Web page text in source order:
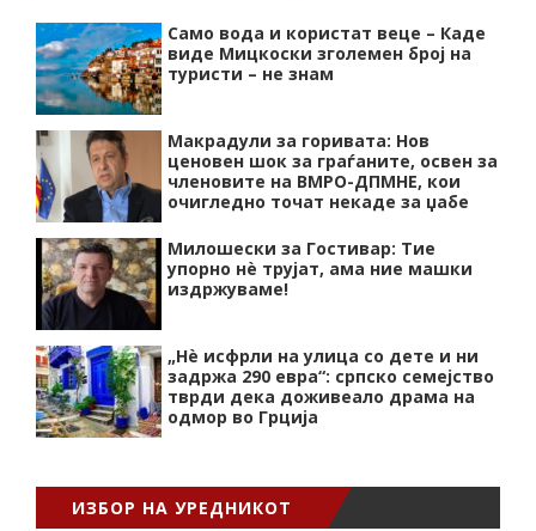
Само вода и користат веце – Каде
виде Мицкоски зголемен број на
туристи – не знам
Макрадули за горивата: Нов
ценовен шок за граѓаните, освен за
членовите на ВМРО-ДПМНЕ, кои
очигледно точат некаде за џабе
Милошески за Гостивар: Тие
упорно нѐ трујат, ама ние машки
издржуваме!
„Нѐ исфрли на улица со дете и ни
задржа 290 евра“: српско семејство
тврди дека доживеало драма на
одмор во Грција
ИЗБОР НА УРЕДНИКОТ